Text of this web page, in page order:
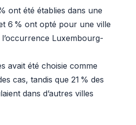
ont été établies dans une
6 % ont opté pour une ville
Luxembourg-
avait été choisie comme
cas, tandis que 21 % des
dans d’autres villes